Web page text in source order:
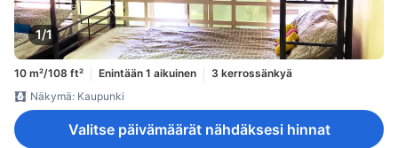
1/1
10 m²/108 ft² Enintään 1 aikuinen
3 kerrossänkyä
Näkymä: Kaupunki
Valitse päivämäärät nähdäksesi hinnat